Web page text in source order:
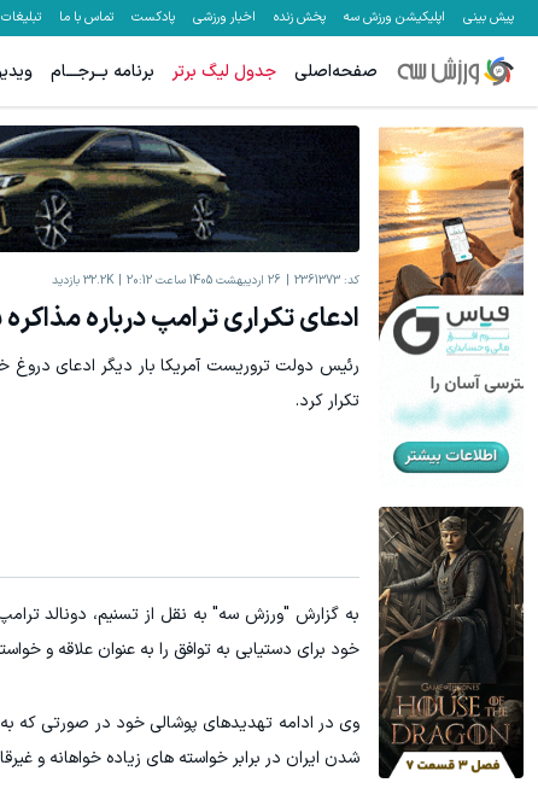
پیش بینی اپلیکیشن ورزش سه پخش زنده اخبار ورزشی پادکست تماس با ما تبلیغات
صفحه‌اصلی جدول لیگ برتر برنامه بــرجـــام
کد: 2361373 26 اردیبهشت 1405 ساعت 20:12 32.2K بازدید
ادعای تکراری ترامپ درباره مذاکره
رئیس دولت تروریست آمریکا بار دیگر ادعای دروغ
تکرار کرد.
به گزارش "ورزش سه" به نقل از تسنیم، دونالد
خود برای دستیابی به توافق را به عنوان علاقه و
وی در ادامه تهدیدهای پوشالی خود در صورتی که به
شدن ایران در برابر خواسته های زیاده خواهانه و